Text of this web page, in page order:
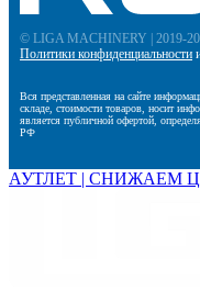
© LIGA MACHINERY | 2019-
Политики конфиденциальности
Вся представленная на сайте
складе, стоимости товаров, носит
является публичной офертой,
РФ
АУТЛЕТ | СНИЖАЕМ